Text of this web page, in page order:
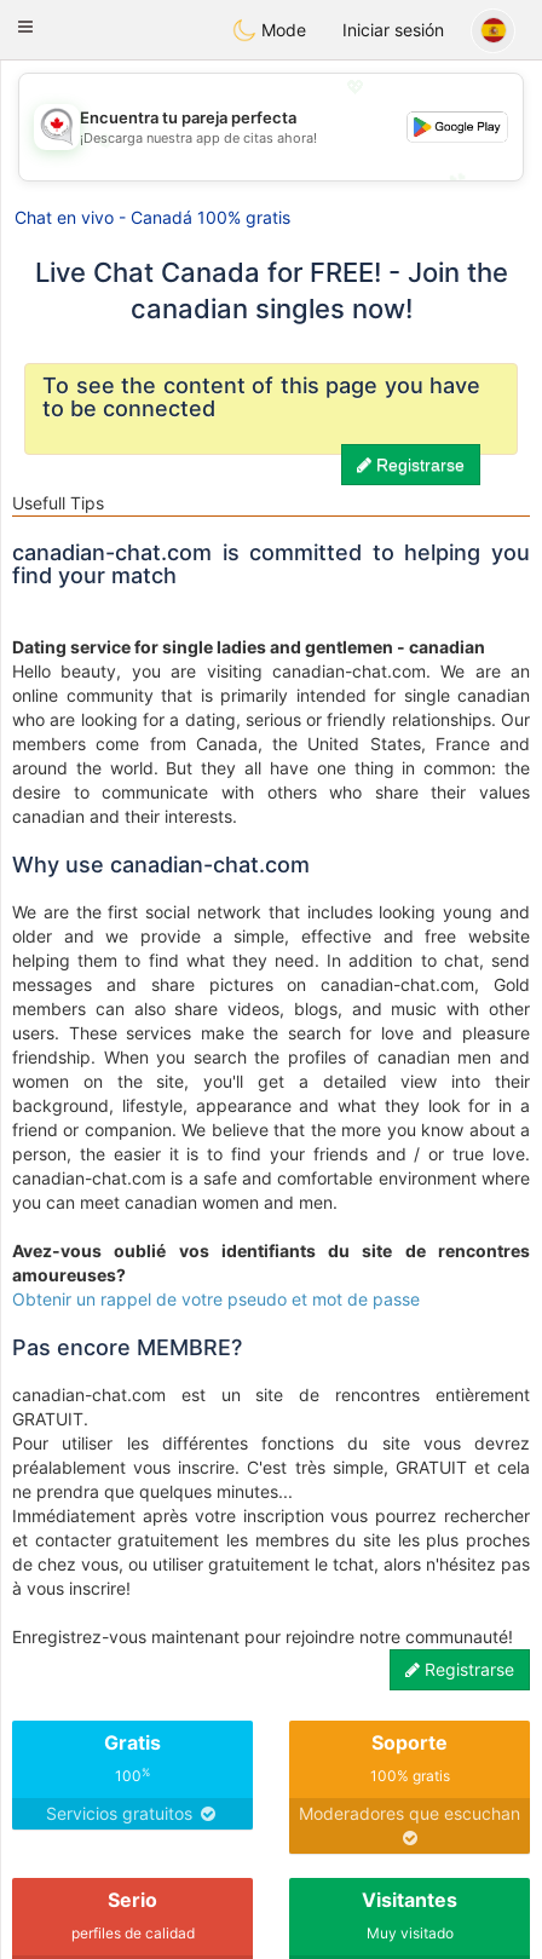
CANADIAN chat
Toggle
Mode Iniciar sesión
💖
💕
Encuentra tu pareja perfecta
¡Descarga nuestra app de citas ahora!
Chat en vivo - Canadá 100% gratis
Live Chat Canada for FREE! - Join the
canadian singles now!
To see the content of this page you have
to be connected
Registrarse
Usefull Tips
canadian-chat.com is committed to helping you
find your match
Dating service for single ladies and gentlemen - canadian
Hello beauty, you are visiting canadian-chat.com. We are an
online community that is primarily intended for single canadian
who are looking for a dating, serious or friendly relationships. Our
members come from Canada, the United States, France and
around the world. But they all have one thing in common: the
desire to communicate with others who share their values
canadian and their interests.
Why use canadian-chat.com
We are the first social network that includes looking young and
older and we provide a simple, effective and free website
helping them to find what they need. In addition to chat, send
messages and share pictures on canadian-chat.com, Gold
members can also share videos, blogs, and music with other
users. These services make the search for love and pleasure
friendship. When you search the profiles of canadian men and
women on the site, you'll get a detailed view into their
background, lifestyle, appearance and what they look for in a
friend or companion. We believe that the more you know about a
person, the easier it is to find your friends and / or true love.
canadian-chat.com is a safe and comfortable environment where
you can meet canadian women and men.
Avez-vous oublié vos identifiants du site de rencontres
amoureuses?
Obtenir un rappel de votre pseudo et mot de passe
Pas encore MEMBRE?
canadian-chat.com est un site de rencontres entièrement
GRATUIT.
Pour utiliser les différentes fonctions du site vous devrez
préalablement vous inscrire. C'est très simple, GRATUIT et cela
ne prendra que quelques minutes...
Immédiatement après votre inscription vous pourrez rechercher
et contacter gratuitement les membres du site les plus proches
de chez vous, ou utiliser gratuitement le tchat, alors n'hésitez pas
à vous inscrire!
Enregistrez-vous maintenant pour rejoindre notre communauté!
Registrarse
Gratis
100%
Servicios gratuitos
Soporte
100% gratis
Moderadores que escuchan
Serio
perfiles de calidad
Visitantes
Muy visitado